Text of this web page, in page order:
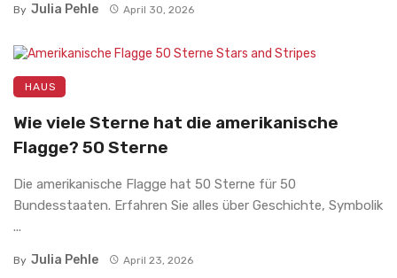
By Julia Pehle April 30, 2026
HAUS
Wie viele Sterne hat die amerikanische
Flagge? 50 Sterne
Die amerikanische Flagge hat 50 Sterne für 50
Bundesstaaten. Erfahren Sie alles über Geschichte, Symbolik
...
By Julia Pehle April 23, 2026